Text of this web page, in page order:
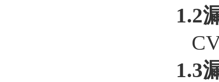
1.2
1.3